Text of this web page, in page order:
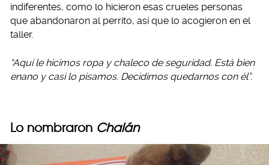
indiferentes, como lo hicieron esas crueles personas
que abandonaron al perrito, así que lo acogieron en el
taller.
“Aquí le hicimos ropa y chaleco de seguridad. Está bien
enano y casi lo pisamos. Decidimos quedarnos con él”.
Lo nombraron Chalán